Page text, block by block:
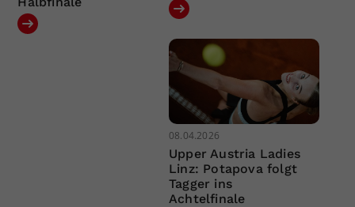
08.04.2026
Upper Austria Ladies
Linz: Potapova folgt
Tagger ins
Achtelfinale